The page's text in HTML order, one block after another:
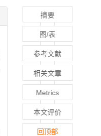
摘要
图/表
参考文献
相关文章
Metrics
本文评价
回顶部